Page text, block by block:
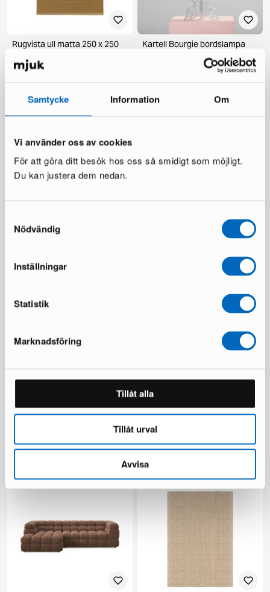
Samtycke Information Om
Vi använder oss av cookies
För att göra ditt besök hos oss så smidigt som möjligt.
Du kan justera dem nedan.
Nödvändig
Inställningar
Statistik
Marknadsföring
Tillåt alla
Tillåt urval
Avvisa
Rugvista ull matta 250 x 250
2 i lager ·
Du sparar 124 €
Kartell Bourgie bordslampa
Du sparar 192 €
BoConcept Imola läderfåtölj
1 832 € 3 000 €
Layered Stripe Grande
ullmatta 200 x 300 cm Almond
Kopparbo sofabord ø 90 cm
165 € 300 €
Relax ryamatta 160 x 230 cm
rosa
49 € 85 €